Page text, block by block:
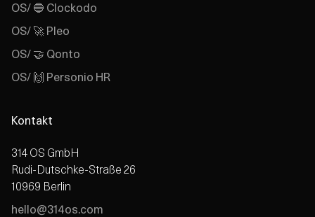
OS/ 🔵 Clockodo
OS/ 🚀 Pleo
OS/ 🤝 Qonto
OS/ 🙌 Personio HR
Kontakt
314 OS GmbH
Rudi-Dutschke-Straße 26
10969 Berlin
hello@314os.com